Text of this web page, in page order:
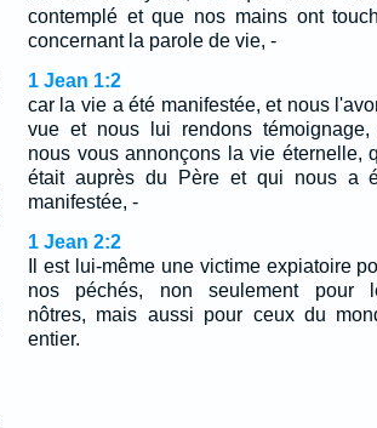
contemplé et que nos mains ont
concernant la parole de vie, -
1 Jean 1:2
car la vie a été manifestée, et nous
vue et nous lui rendons témoignage,
nous vous annonçons la vie éternelle,
était auprès du Père et qui nous a
manifestée, -
1 Jean 2:2
Il est lui-même une victime expiatoire
nos péchés, non seulement pour
nôtres, mais aussi pour ceux du
entier.